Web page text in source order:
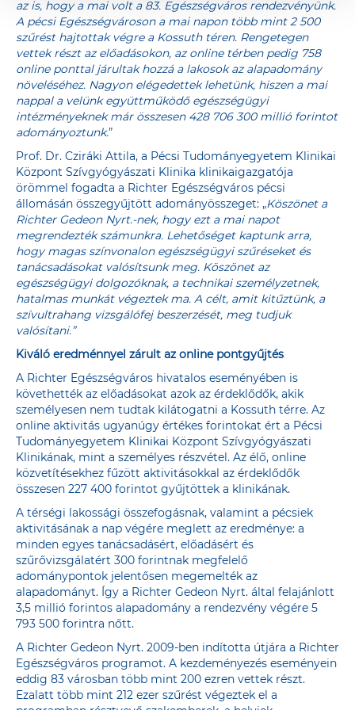
az is, hogy a mai volt a 83. Egészségváros rendezvényünk.
A pécsi Egészségvároson a mai napon több mint 2 500
szűrést hajtottak végre a Kossuth téren. Rengetegen
vettek részt az előadásokon, az online térben pedig 758
online ponttal járultak hozzá a lakosok az alapadomány
növeléséhez. Nagyon elégedettek lehetünk, hiszen a mai
nappal a velünk együttműködő egészségügyi
intézményeknek már összesen 428 706 300 millió forintot
adományoztunk.”
Prof. Dr. Cziráki Attila, a Pécsi Tudományegyetem Klinikai
Központ Szívgyógyászati Klinika klinikaigazgatója
örömmel fogadta a Richter Egészségváros pécsi
állomásán összegyűjtött adományösszeget: „Köszönet a
Richter Gedeon Nyrt.-nek, hogy ezt a mai napot
megrendezték számunkra. Lehetőséget kaptunk arra,
hogy magas színvonalon egészségügyi szűréseket és
tanácsadásokat valósítsunk meg. Köszönet az
egészségügyi dolgozóknak, a technikai személyzetnek,
hatalmas munkát végeztek ma. A célt, amit kitűztünk, a
szívultrahang vizsgálófej beszerzését, meg tudjuk
valósítani.”
Kiváló eredménnyel zárult az online pontgyűjtés
A Richter Egészségváros hivatalos eseményében is
követhették az előadásokat azok az érdeklődők, akik
személyesen nem tudtak kilátogatni a Kossuth térre. Az
online aktivitás ugyanúgy értékes forintokat ért a Pécsi
Tudományegyetem Klinikai Központ Szívgyógyászati
Klinikának, mint a személyes részvétel. Az élő, online
közvetítésekhez fűzött aktivitásokkal az érdeklődők
összesen 227 400 forintot gyűjtöttek a klinikának.
A térségi lakossági összefogásnak, valamint a pécsiek
aktivitásának a nap végére meglett az eredménye: a
minden egyes tanácsadásért, előadásért és
szűrővizsgálatért 300 forintnak megfelelő
adománypontok jelentősen megemelték az
alapadományt. Így a Richter Gedeon Nyrt. által felajánlott
3,5 millió forintos alapadomány a rendezvény végére 5
793 500 forintra nőtt.
A Richter Gedeon Nyrt. 2009-ben indította útjára a Richter
Egészségváros programot. A kezdeményezés eseményein
eddig 83 városban több mint 200 ezren vettek részt.
Ezalatt több mint 212 ezer szűrést végeztek el a